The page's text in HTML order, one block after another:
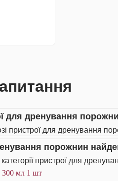
для дренування
пристрої для дренування
порожнин
пристрої для
300 мл 1 шт